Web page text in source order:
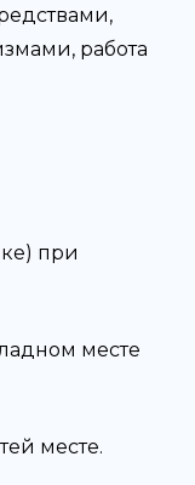
работа
при
месте
месте.